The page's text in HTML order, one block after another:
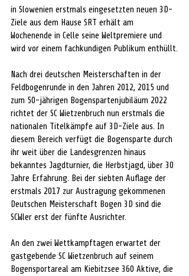
in Slowenien erstmals eingesetzten neuen 3D-
Ziele aus dem Hause SRT erhält am
Wochenende in Celle seine Weltpremiere und
wird vor einem fachkundigen Publikum enthüllt.
Nach drei deutschen Meisterschaften in der
Feldbogenrunde in den Jahren 2012, 2015 und
zum 50-jährigen Bogenspartenjubiläum 2022
richtet der SC Wietzenbruch nun erstmals die
nationalen Titelkämpfe auf 3D-Ziele aus. In
diesem Bereich verfügt die Bogensparte durch
ihr weit über die Landesgrenzen hinaus
bekanntes Jagdturnier, die Herbstjagd, über 30
Jahre Erfahrung. Bei der siebten Auflage der
erstmals 2017 zur Austragung gekommenen
Deutschen Meisterschaft Bogen 3D sind die
SCWler erst der fünfte Ausrichter.
An den zwei Wettkampftagen erwartet der
gastgebende SC Wietzenbruch auf seinem
Bogensportareal am Kiebitzsee 360 Aktive, die